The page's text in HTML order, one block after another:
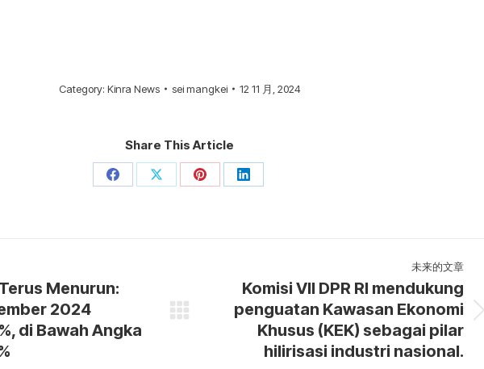
Category: Kinra News sei mangkei 12 11 月, 2024
Share This Article
分
分
分
分
Menurun:
2024
di Bawah Angka
未来的文章
Komisi VII DPR RI mendukung
penguatan Kawasan Ekonomi
Khusus (KEK) sebagai pilar
hilirisasi industri nasional.